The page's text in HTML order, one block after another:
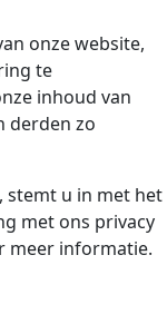
onze website,
te
inhoud van
derden zo
stemt u in met het
met ons privacy
meer informatie.